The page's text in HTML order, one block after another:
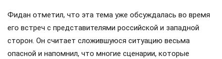
Фидан отметил, что эта тема уже обсуждалась во время
его встреч с представителями российской и западной
сторон. Он считает сложившуюся ситуацию весьма
опасной и напомнил, что многие сценарии, которые